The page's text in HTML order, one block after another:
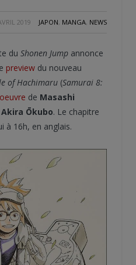
2019 JAPON, MANGA, NEWS
du Shonen Jump annonce
preview du nouveau
of Hachimaru (Samurai 8:
de Masashi
Akira Ōkubo. Le chapitre
à 16h, en anglais.